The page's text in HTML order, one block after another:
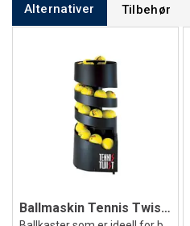
Alternativer Tilbehør
Ballmaskin Tennis Twist Kids